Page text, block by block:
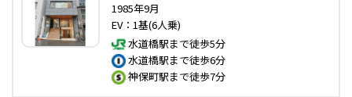
1985年9月
EV：1基(6人乗)
水道橋駅まで徒歩5分
水道橋駅まで徒歩6分
神保町駅まで徒歩7分